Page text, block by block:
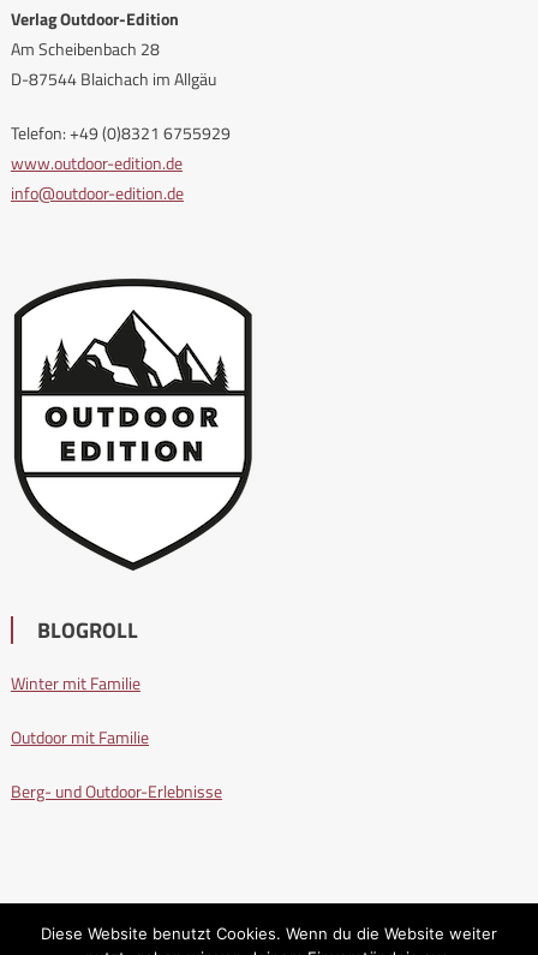
Verlag Outdoor-Edition
Am Scheibenbach 28
D-87544 Blaichach im Allgäu
Telefon: +49 (0)8321 6755929
www.outdoor-edition.de
info@outdoor-edition.de
BLOGROLL
Winter mit Familie
Outdoor mit Familie
Berg- und Outdoor-Erlebnisse
Diese Website benutzt Cookies. Wenn du die Website weiter